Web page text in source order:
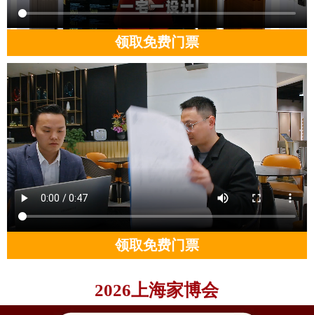
领取免费门票
领取免费门票
2026上海家博会